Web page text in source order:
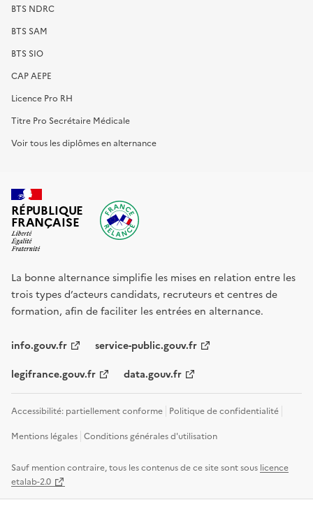
BTS NDRC
BTS SAM
BTS SIO
CAP AEPE
Licence Pro RH
Titre Pro Secrétaire Médicale
Voir tous les diplômes en alternance
RÉPUBLIQUE
FRANÇAISE
La bonne alternance simplifie les mises en relation entre les
trois types d’acteurs candidats, recruteurs et centres de
formation, afin de faciliter les entrées en alternance.
info.gouv.fr service-public.gouv.fr
legifrance.gouv.fr data.gouv.fr
Accessibilité: partiellement conforme Politique de confidentialité
Mentions légales Conditions générales d'utilisation
Sauf mention contraire, tous les contenus de ce site sont sous licence
etalab-2.0